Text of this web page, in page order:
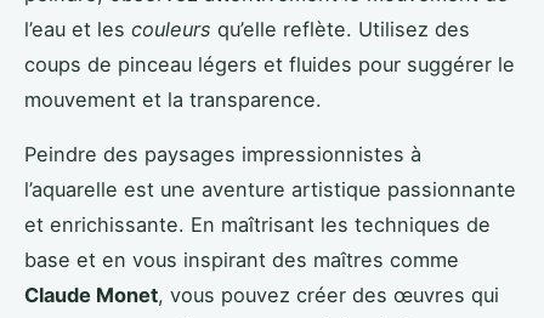
l’eau et les couleurs qu’elle reflète. Utilisez des
coups de pinceau légers et fluides pour suggérer le
mouvement et la transparence.
Peindre des paysages impressionnistes à
l’aquarelle est une aventure artistique passionnante
et enrichissante. En maîtrisant les techniques de
base et en vous inspirant des maîtres comme
Claude Monet, vous pouvez créer des œuvres qui